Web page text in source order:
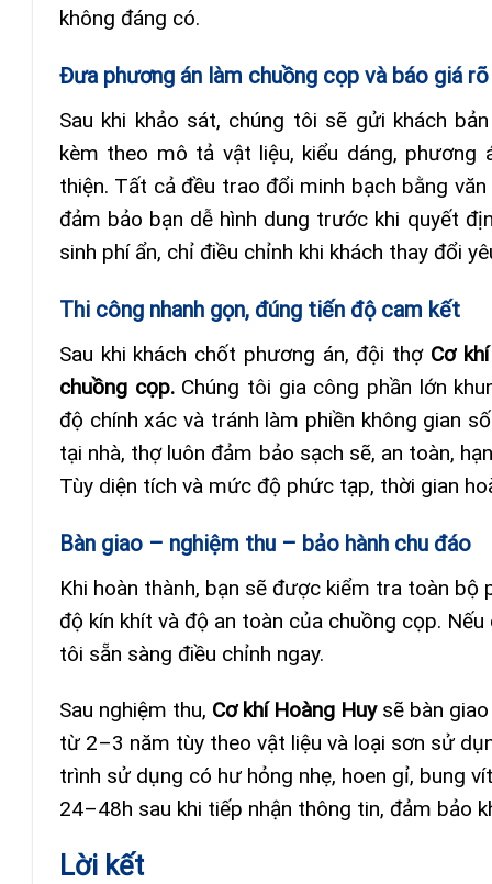
không đáng có.
Đưa phương án làm chuồng cọp và báo giá
Sau khi khảo sát, chúng tôi sẽ gửi khách
kèm theo mô tả vật liệu, kiểu dáng, phương
thiện. Tất cả đều trao đổi minh bạch bằng
đảm bảo bạn dễ hình dung trước khi quyết
sinh phí ẩn, chỉ điều chỉnh khi khách thay đổi
Thi công nhanh gọn, đúng tiến độ cam kết
Sau khi khách chốt phương án, đội thợ Cơ
chuồng cọp. Chúng tôi gia công phần lớn
độ chính xác và tránh làm phiền không gian
tại nhà, thợ luôn đảm bảo sạch sẽ, an toàn,
Tùy diện tích và mức độ phức tạp, thời gian
Bàn giao – nghiệm thu – bảo hành chu đáo
Khi hoàn thành, bạn sẽ được kiểm tra toàn bộ
độ kín khít và độ an toàn của chuồng cọp.
tôi sẵn sàng điều chỉnh ngay.
Sau nghiệm thu, Cơ khí Hoàng Huysẽ bàn giao
từ 2–3 năm tùy theo vật liệu và loại sơn sử
trình sử dụng có hư hỏng nhẹ, hoen gỉ, bung
24–48h sau khi tiếp nhận thông tin, đảm bảo
Lời kết